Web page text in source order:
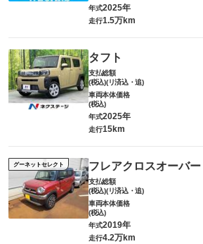
年式2025年
走行1.5万km
タフト
支払総額
(税込)(リ済込・追)
車両本体価格
(税込)
年式2025年
走行15km
グーネットセレクト フレアクロスオーバー
支払総額
(税込)(リ済込・追)
車両本体価格
(税込)
年式2019年
走行4.2万km